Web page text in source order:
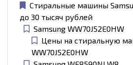
Стиральные машины
до 30 тысяч рублей
Samsung WW70J52E0HW
Цены на стиральную
WW70J52E0HW